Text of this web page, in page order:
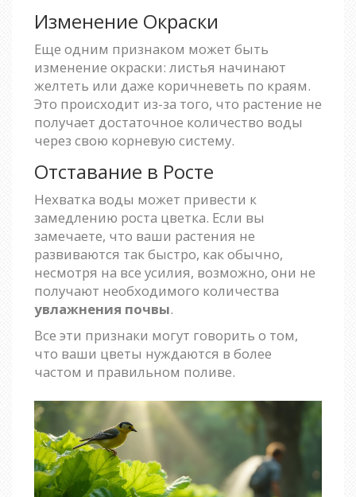
Изменение Окраски
Еще одним признаком может быть
изменение окраски: листья начинают
желтеть или даже коричневеть по краям.
Это происходит из-за того, что растение не
получает достаточное количество воды
через свою корневую систему.
Отставание в Росте
Нехватка воды может привести к
замедлению роста цветка. Если вы
замечаете, что ваши растения не
развиваются так быстро, как обычно,
несмотря на все усилия, возможно, они не
получают необходимого количества
увлажнения почвы.
Все эти признаки могут говорить о том,
что ваши цветы нуждаются в более
частом и правильном поливе.